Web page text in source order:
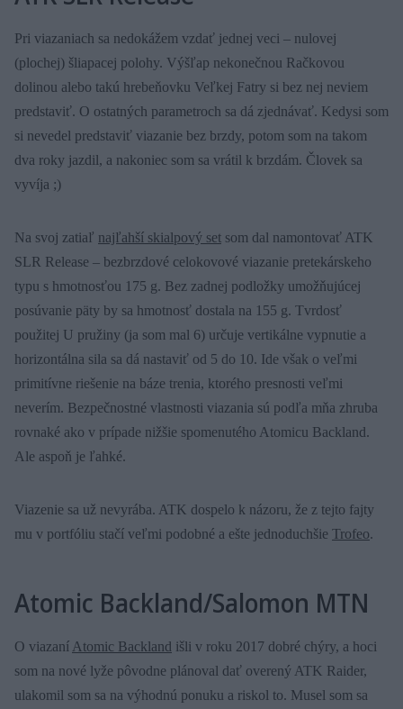
Pri viazaniach sa nedokážem vzdať jednej veci – nulovej
(plochej) šliapacej polohy. Výšľap nekonečnou Račkovou
dolinou alebo takú hrebeňovku Veľkej Fatry si bez nej neviem
predstaviť. O ostatných parametroch sa dá zjednávať. Kedysi som
si nevedel predstaviť viazanie bez brzdy, potom som na takom
dva roky jazdil, a nakoniec som sa vrátil k brzdám. Človek sa
vyvíja ;)
Na svoj zatiaľ najľahší skialpový set som dal namontovať ATK
SLR Release – bezbrzdové celokovové viazanie pretekárskeho
typu s hmotnosťou 175 g. Bez zadnej podložky umožňujúcej
posúvanie päty by sa hmotnosť dostala na 155 g. Tvrdosť
použitej U pružiny (ja som mal 6) určuje vertikálne vypnutie a
horizontálna sila sa dá nastaviť od 5 do 10. Ide však o veľmi
primitívne riešenie na báze trenia, ktorého presnosti veľmi
neverím. Bezpečnostné vlastnosti viazania sú podľa mňa zhruba
rovnaké ako v prípade nižšie spomenutého Atomicu Backland.
Ale aspoň je ľahké.
Viazenie sa už nevyrába. ATK dospelo k názoru, že z tejto fajty
mu v portfóliu stačí veľmi podobné a ešte jednoduchšie Trofeo.
Atomic Backland/Salomon MTN
O viazaní Atomic Backland išli v roku 2017 dobré chýry, a hoci
som na nové lyže pôvodne plánoval dať overený ATK Raider,
ulakomil som sa na výhodnú ponuku a riskol to. Musel som sa